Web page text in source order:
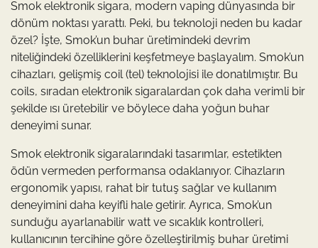
Smok elektronik sigara, modern vaping dünyasında bir
dönüm noktası yarattı. Peki, bu teknoloji neden bu kadar
özel? İşte, Smok’un buhar üretimindeki devrim
niteliğindeki özelliklerini keşfetmeye başlayalım. Smok’un
cihazları, gelişmiş coil (tel) teknolojisi ile donatılmıştır. Bu
coils, sıradan elektronik sigaralardan çok daha verimli bir
şekilde ısı üretebilir ve böylece daha yoğun buhar
deneyimi sunar.
Smok elektronik sigaralarındaki tasarımlar, estetikten
ödün vermeden performansa odaklanıyor. Cihazların
ergonomik yapısı, rahat bir tutuş sağlar ve kullanım
deneyimini daha keyifli hale getirir. Ayrıca, Smok’un
sunduğu ayarlanabilir watt ve sıcaklık kontrolleri,
kullanıcının tercihine göre özelleştirilmiş buhar üretimi